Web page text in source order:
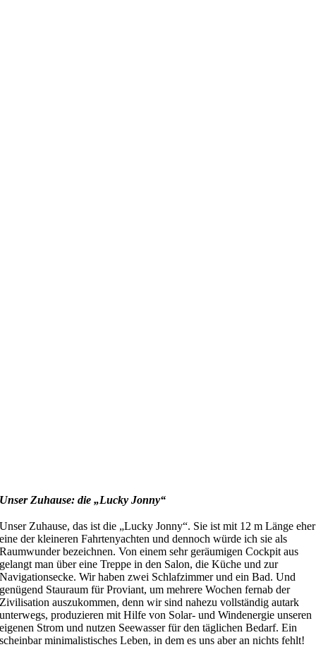
Unser Zuhause: die „Lucky Jonny“
Unser Zuhause, das ist die „Lucky Jonny“. Sie ist mit 12 m Länge eher
eine der kleineren Fahrtenyachten und dennoch würde ich sie als
Raumwunder bezeichnen. Von einem sehr geräumigen Cockpit aus
gelangt man über eine Treppe in den Salon, die Küche und zur
Navigationsecke. Wir haben zwei Schlafzimmer und ein Bad. Und
genügend Stauraum für Proviant, um mehrere Wochen fernab der
Zivilisation auszukommen, denn wir sind nahezu vollständig autark
unterwegs, produzieren mit Hilfe von Solar- und Windenergie unseren
eigenen Strom und nutzen Seewasser für den täglichen Bedarf. Ein
scheinbar minimalistisches Leben, in dem es uns aber an nichts fehlt!